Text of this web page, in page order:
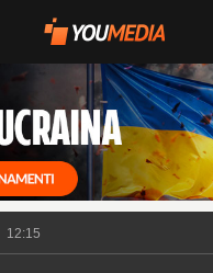
12:15